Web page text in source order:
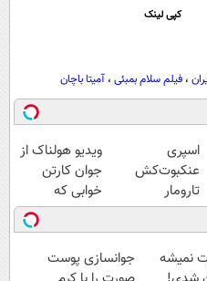
کپی لینک
، فیلم سلام بمبئی ، آمیتا باچان
اسپری
عنکبوت‌‌کش
تارومار
ازبین‌برنده انواع
عنکبوت
ویدیو هولناک از
جوان کارتن
خوابی که
میلیاردر شد.
آموزش رایگان
نمیشه
جوانسازی پوست